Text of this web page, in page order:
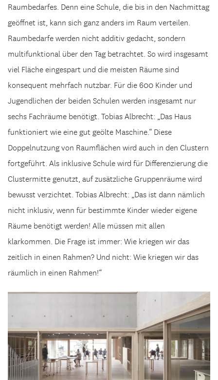
Raumbedarfes. Denn eine Schule, die bis in den Nachmittag
geöffnet ist, kann sich ganz anders im Raum verteilen.
Raumbedarfe werden nicht additiv gedacht, sondern
multifunktional über den Tag betrachtet. So wird insgesamt
viel Fläche eingespart und die meisten Räume sind
konsequent mehrfach nutzbar. Für die 600 Kinder und
Jugendlichen der beiden Schulen werden insgesamt nur
sechs Fachräume benötigt. Tobias Albrecht: „Das Haus
funktioniert wie eine gut geölte Maschine.“ Diese
Doppelnutzung von Raumflächen wird auch in den Clustern
fortgeführt. Als inklusive Schule wird für Differenzierung die
Clustermitte genutzt, auf zusätzliche Gruppenräume wird
bewusst verzichtet. Tobias Albrecht: „Das ist dann nämlich
nicht inklusiv, wenn für bestimmte Kinder wieder eigene
Räume benötigt werden! Alle müssen mit allen
klarkommen. Die Frage ist immer: Wie kriegen wir das
zeitlich in einen Rahmen? Und nicht: Wie kriegen wir das
räumlich in einen Rahmen!“